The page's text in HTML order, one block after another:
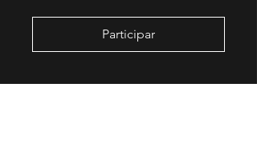
Participar